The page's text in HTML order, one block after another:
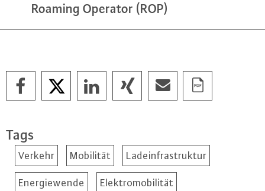
Roaming Operator (ROP)
Tags
Verkehr Mobilität Ladeinfrastruktur
Energiewende Elektromobilität